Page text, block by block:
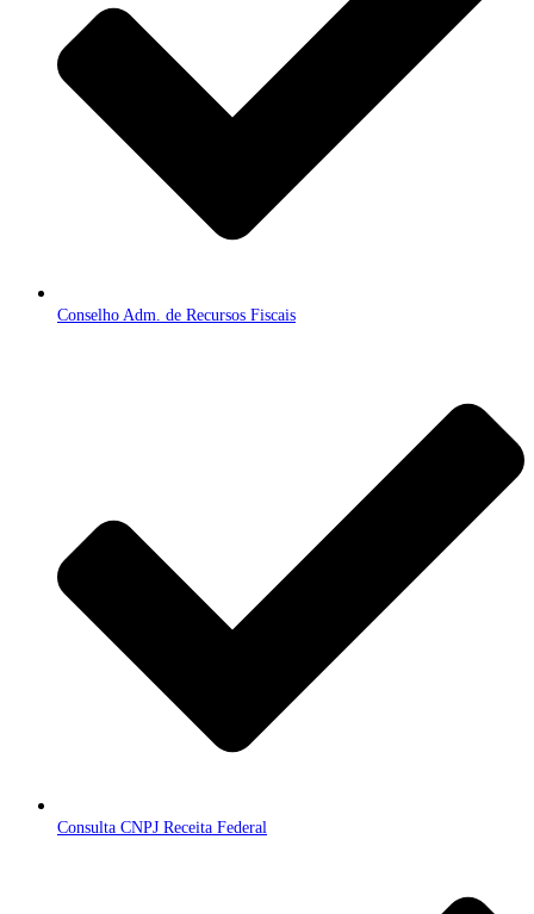
Conselho Adm. de Recursos Fiscais
Consulta CNPJ Receita Federal